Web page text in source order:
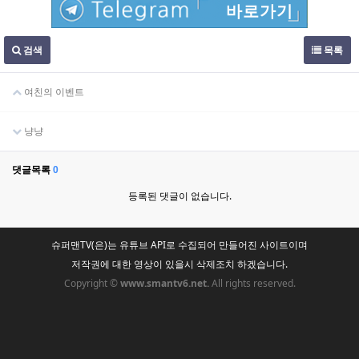
바로가기
검색 목록
여친의 이벤트
냥냥
댓글목록 0
등록된 댓글이 없습니다.
슈퍼맨TV(은)는 유튜브 API로 수집되어 만들어진 사이트이며
저작권에 대한 영상이 있을시 삭제조치 하겠습니다.
Copyright ©www.smantv6.net.All rights reserved.